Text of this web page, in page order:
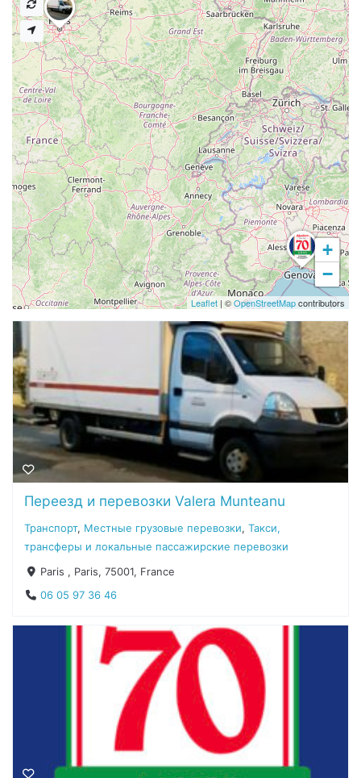
Переезд и перевозки Valera Munteanu
Транспорт, Местные грузовые перевозки,Такси,
трансферы и локальные пассажирские перевозки
Paris , Paris, 75001, France
06 05 97 36 46
+
−
Leaflet | ©OpenStreetMapcontributors